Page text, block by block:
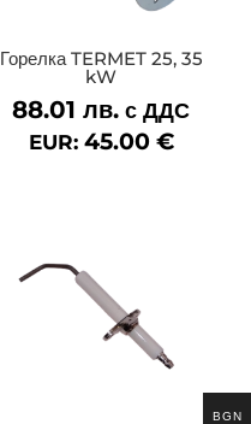
Горелка TERMET 25, 35
kW
88.01 лв. с ДДС
EUR: 45.00 €
BGN